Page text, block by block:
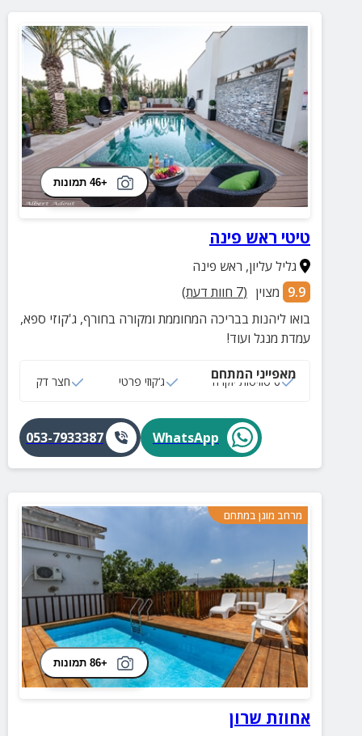
+46 תמונות
טיטי ראש פינה
גליל עליון, ראש פינה
9.9 מצוין (
7 חוות דעת)
בואו ליהנות בבריכה המחוממת ומקורה בחורף, ג'קוזי ספא,
עמדת מנגל ועוד!
מאפייני המתחם
6 סוויטות יוקרה ג‘קוזי פרטי חצר דק
WhatsApp
053-7933387
מרחב מוגן במתחם
+86 תמונות
אחוזת שרון